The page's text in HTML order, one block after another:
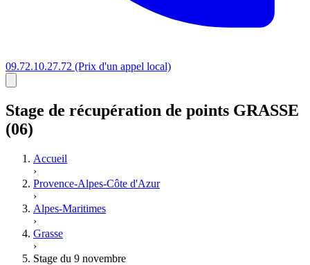
09.72.10.27.72 (Prix d'un appel local)
Stage de récupération de points GRASSE
(06)
Accueil
›
Provence-Alpes-Côte d'Azur
›
Alpes-Maritimes
›
Grasse
›
Stage du 9 novembre